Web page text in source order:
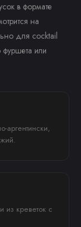
в формате
на
для cocktail
фуршета или
аргентински,
креветок с